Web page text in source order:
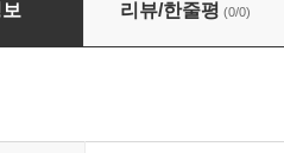
리뷰/한줄평 (0/0)